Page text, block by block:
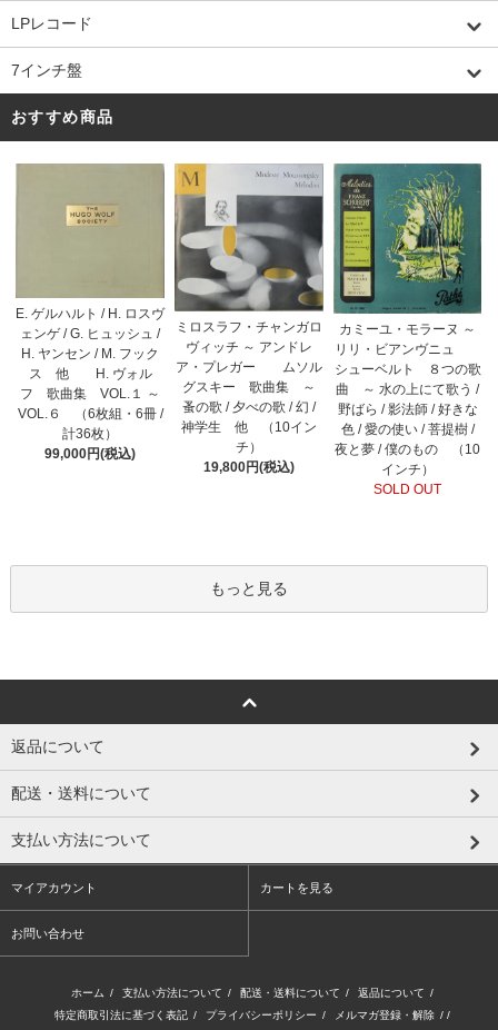
LPレコード
7インチ盤
おすすめ商品
E. ゲルハルト / H. ロスヴ
ェンゲ / G. ヒュッシュ /
H. ヤンセン / M. フック
ス 他 H. ヴォル
フ 歌曲集 VOL.１ ～
VOL.６ （6枚組・6冊 /
計36枚）
99,000円(税込)
ミロスラフ・チャンガロ
ヴィッチ ～ アンドレ
ア・プレガー ムソル
グスキー 歌曲集 ～
蚤の歌 / 夕べの歌 / 幻 /
神学生 他 （10イン
チ）
19,800円(税込)
カミーユ・モラーヌ ～
リリ・ビアンヴニュ
シューベルト ８つの歌
曲 ～ 水の上にて歌う /
野ばら / 影法師 / 好きな
色 / 愛の使い / 菩提樹 /
夜と夢 / 僕のもの （10
インチ）
SOLD OUT
もっと見る
返品について
配送・送料について
支払い方法について
マイアカウント カートを見る
お問い合わせ
ホーム / 支払い方法について / 配送・送料について / 返品について /
特定商取引法に基づく表記 / プライバシーポリシー / メルマガ登録・解除 / /